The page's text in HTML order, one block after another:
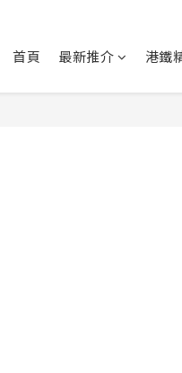
首頁 最新推介 港鐵